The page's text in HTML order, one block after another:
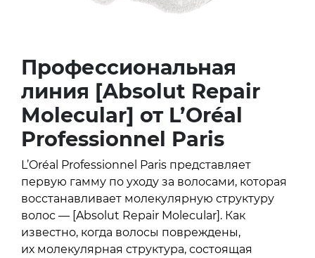
Профессиональная
линия [Absolut Repair
Molecular] от L’Oréal
Professionnel Paris
L’Oréal Professionnel Paris представляет
первую гамму по уходу за волосами, которая
восстанавливает молекулярную структуру
волос — [Absolut Repair Molecular]. Как
известно, когда волосы повреждены,
их молекулярная структура, состоящая